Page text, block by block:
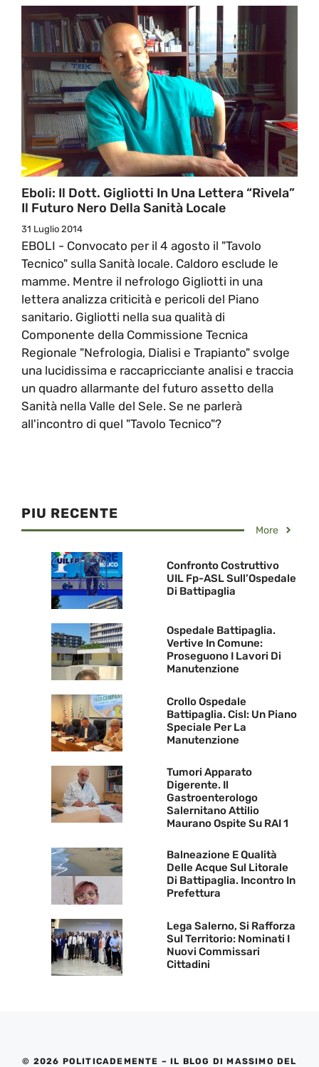
Eboli: Il Dott. Gigliotti In Una Lettera “rivela”
Il Futuro Nero Della Sanità Locale
31 Luglio 2014
EBOLI - Convocato per il 4 agosto il "Tavolo
Tecnico" sulla Sanità locale. Caldoro esclude le
mamme. Mentre il nefrologo Gigliotti in una
lettera analizza criticità e pericoli del Piano
sanitario. Gigliotti nella sua qualità di
Componente della Commissione Tecnica
Regionale "Nefrologia, Dialisi e Trapianto" svolge
una lucidissima e raccapricciante analisi e traccia
un quadro allarmante del futuro assetto della
Sanità nella Valle del Sele. Se ne parlerà
all'incontro di quel "Tavolo Tecnico"?
PIU RECENTE
More
Confronto Costruttivo
UIL Fp-ASL Sull’Ospedale
Di Battipaglia
Ospedale Battipaglia.
Vertive In Comune:
Proseguono I Lavori Di
Manutenzione
Crollo Ospedale
Battipaglia. Cisl: Un Piano
Speciale Per La
Manutenzione
Tumori Apparato
Digerente. Il
Gastroenterologo
Salernitano Attilio
Maurano Ospite Su RAI 1
Balneazione E Qualità
Delle Acque Sul Litorale
Di Battipaglia. Incontro In
Prefettura
Lega Salerno, Si Rafforza
Sul Territorio: Nominati I
Nuovi Commissari
Cittadini
© 2026 POLITICADEMENTE – IL BLOG DI MASSIMO DEL